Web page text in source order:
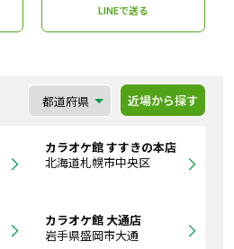
LINEで送る
近場から探す
カラオケ館 すすきの本店
北海道札幌市中央区
カラオケ館 大通店
岩手県盛岡市大通